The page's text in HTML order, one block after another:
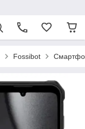
Fossibot